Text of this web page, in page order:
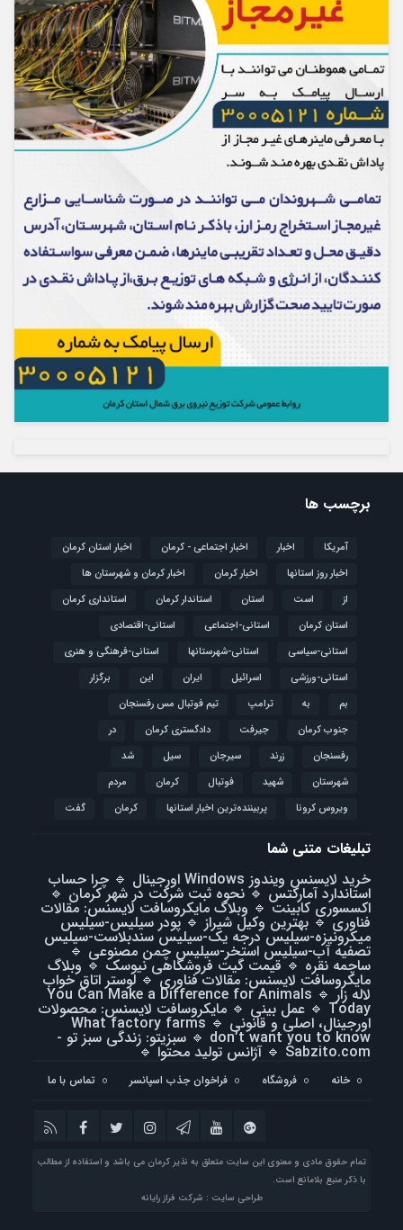
برچسب ها
آمریکا اخبار اخبار اجتماعی - کرمان
اخبار استان کرمان
اخبار روز استانها
اخبار کرمان
اخبار کرمان و شهرستان ها
از
است استان استاندار کرمان
استانداری کرمان
استان کرمان
استانی-اجتماعی
استانی-اقتصادی
استانی-سیاسی
استانی-شهرستانها
استانی-فرهنگی و هنری
استانی-ورزشی
اسرائیل ایران این
برگزار
بم
به ترامپ
تیم فوتبال مس رفسنجان
جنوب کرمان
جیرفت دادگستری کرمان
در
رفسنجان
زرند سیرجان سیل
شد
شهرستان
شهید فوتبال كرمان
مردم
ویروس کرونا
پربیننده‌ترین اخبار استانها کرمان گفت
تبلیغات متنی شما
خرید لایسنس ویندوز Windows اورجینال
🔹 چرا حساب
استاندارد آمارکتس 🔹نحوه ثبت شرکت در شهر کرمان 🔹
اکسسوری کابینت 🔹 وبلاگ مایکروسافت لایسنس: مقالات
فناوری🔹 بهترین وکیل شیراز 🔹پودر سیلیس-سیلیس
میکرونیزه-سیلیس درجه یک-سیلیس سندبلاست-سیلیس
تصفیه آب-سیلیس استخر-سیلیس چمن مصنوعی 🔹
ساچمه نقره 🔹قیمت گیت فروشگاهی نیوسک 🔹 وبلاگ
مایکروسافت لایسنس: مقالات فناوری🔹لوستر اتاق خواب
لاله زار 🔹
You Can Make a Difference for Animals
Today
🔹 عمل بینی 🔹 مایکروسافت لایسنس: محصولات
اورجینال، اصلی و قانونی 🔹
What factory farms
don’t want you to know
🔹 سبزیتو: زندگی سبز تو -
Sabzito.com
🔹 آژانس تولید محتوا🔹
خانه فروشگاه فراخوان جذب اسپانسر تماس با ما
تمام حقوق مادی و معنوی این سایت متعلق به نذیر کرمان می باشد و استفاده از مطالب
با ذکر منبع بلامانع است.
طراحی سایت : شرکت فراز رایانه